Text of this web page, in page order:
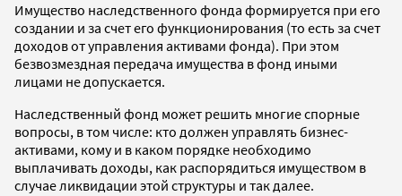
Имущество наследственного фонда формируется при его
создании и за счет его функционирования (то есть за счет
доходов от управления активами фонда). При этом
безвозмездная передача имущества в фонд иными
лицами не допускается.
Наследственный фонд может решить многие спорные
вопросы, в том числе: кто должен управлять бизнес-
активами, кому и в каком порядке необходимо
выплачивать доходы, как распорядиться имуществом в
случае ликвидации этой структуры и так далее.